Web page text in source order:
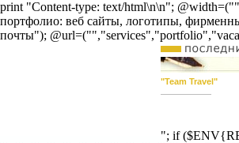
print "Content-type: text/html\n\n";
портфолио: веб сайты, логотипы,
почты");
"Team Travel"
"; if